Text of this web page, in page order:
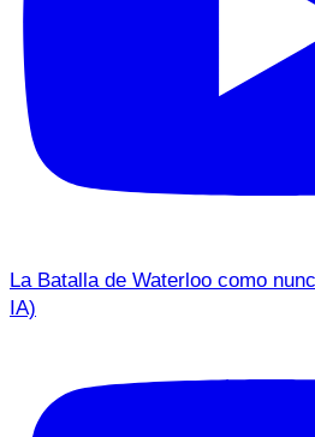
La Batalla de Waterloo como
IA)